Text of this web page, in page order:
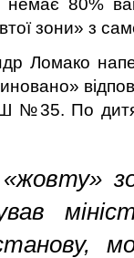
80%
зони» з
Ломако
№35. По